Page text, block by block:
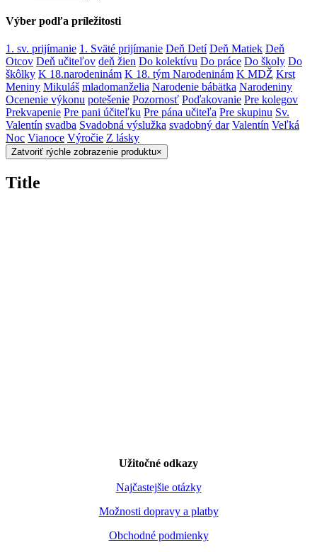
Výber podľa príležitosti
1. sv. prijímanie 1. Sväté prijímanie Deň Detí Deň Matiek Deň
Otcov Deň učiteľov deň žien Do kolektívu Do práce Do školy Do
škôlky K 18.narodeninám K 18. tým Narodeninám K MDŽ Krst
Meniny Mikuláš mladomanželia Narodenie bábätka Narodeniny
Ocenenie výkonu potešenie Pozornosť Poďakovanie Pre kolegov
Prekvapenie Pre pani účiteľku Pre pána učiteľa Pre skupinu Sv.
Valentín svadba Svadobná výslužka svadobný dar Valentín Veľká
Noc Vianoce Výročie Z lásky
Zatvoriť rýchle zobrazenie produktu×
Title
Užitočné odkazy
Najčastejšie otázky
Možnosti dopravy a platby
Obchodné podmienky